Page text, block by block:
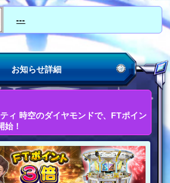
---
お知らせ詳細
ィ 時空のダイヤモンドで、FTポイン
始！